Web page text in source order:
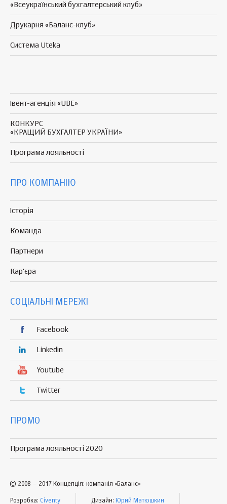
«Всеукраїнський бухгалтерський клуб»
Друкарня «Баланс-клуб»
Система Uteka
Івент-агенція «UBE»
КОНКУРС
«КРАЩИЙ БУХГАЛТЕР УКРАЇНИ»
Програма лояльності
ПРО КОМПАНІЮ
Історія
Команда
Партнери
Кар'єра
СОЦІАЛЬНІ МЕРЕЖІ
Facebook
Linkedin
Youtube
Twitter
ПРОМО
Програма лояльності 2020
© 2008 – 2017 Концепція: компанія «Баланс»
Розробка: Civenty Дизайн: Юрий Матюшкин